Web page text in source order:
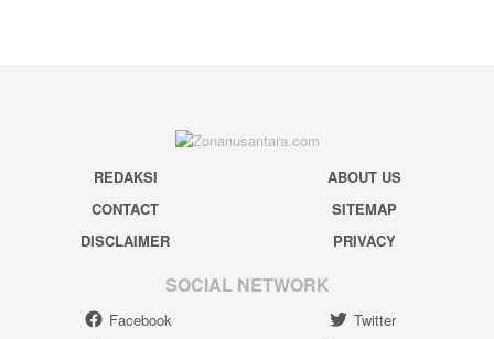
REDAKSI
ABOUT US
CONTACT
SITEMAP
DISCLAIMER
PRIVACY
SOCIAL NETWORK
Facebook
Twitter